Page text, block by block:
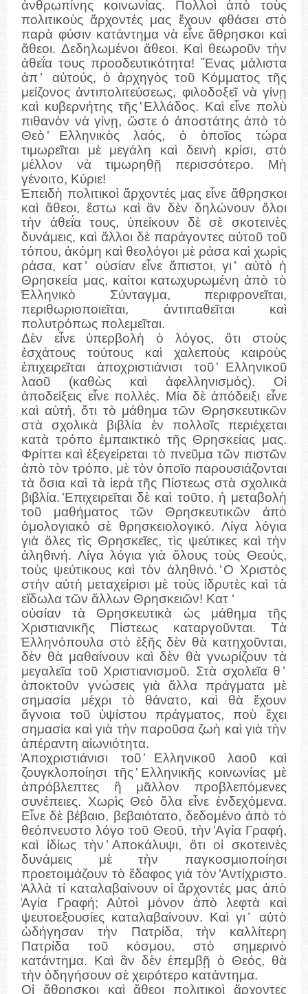
ἀνθρωπίνης κοινωνίας. Πολλοὶ ἀπὸ τοὺς
πολιτικοὺς ἄρχοντές μας ἔχουν φθάσει στὸ
παρὰ φύσιν κατάντημα νὰ εἶνε ἄθρησκοι καὶ
ἄθεοι. Δεδηλωμένοι ἄθεοι. Καὶ θεωροῦν τὴν
ἀθεΐα τους προοδευτικότητα! ῞Ενας μάλιστα
ἀπ ̓ αὐτούς, ὁ ἀρχηγὸς τοῦ Κόμματος τῆς
μείζονος ἀντιπολιτεύσεως, φιλοδοξεῖ νὰ γίνῃ
καὶ κυβερνήτης τῆς ̔Ελλάδος. Καὶ εἶνε πολὺ
πιθανὸν νὰ γίνῃ, ὥστε ὁ ἀποστάτης ἀπὸ τὸ
Θεὸ ̔Ελληνικὸς λαός, ὁ ὁποῖος τώρα
τιμωρεῖται μὲ μεγάλη καὶ δεινὴ κρίσι, στὸ
μέλλον νὰ τιμωρηθῇ περισσότερο. Μὴ
γένοιτο, Κύριε!
̓Επειδὴ πολιτικοὶ ἄρχοντές μας εἶνε ἄθρησκοι
καὶ ἄθεοι, ἔστω καὶ ἂν δὲν δηλώνουν ὅλοι
τὴν ἀθεΐα τους, ὑπείκουν δὲ σὲ σκοτεινὲς
δυνάμεις, καὶ ἄλλοι δὲ παράγοντες αὐτοῦ τοῦ
τόπου, ἀκόμη καὶ θεολόγοι μὲ ράσα καὶ χωρὶς
ράσα, κατ ̓ οὐσίαν εἶνε ἄπιστοι, γι ̓ αὐτὸ ἡ
Θρησκεία μας, καίτοι κατωχυρωμένη ἀπὸ τὸ
̔Ελληνικὸ Σύνταγμα, περιφρονεῖται,
περιθωριοποιεῖται, ἀντιπαθεῖται καὶ
πολυτρόπως πολεμεῖται.
Δὲν εἶνε ὑπερβολὴ ὁ λόγος, ὅτι στοὺς
ἐσχάτους τούτους καὶ χαλεποὺς καιροὺς
ἐπιχειρεῖται ἀποχριστιάνισι τοῦ ̔Ελληνικοῦ
λαοῦ (καθὼς καὶ ἀφελληνισμός). Οἱ
ἀποδείξεις εἶνε πολλές. Μία δὲ ἀπόδειξι εἶνε
καὶ αὐτή, ὅτι τὸ μάθημα τῶν Θρησκευτικῶν
στὰ σχολικὰ βιβλία ἐν πολλοῖς περιέχεται
κατὰ τρόπο ἐμπαικτικὸ τῆς Θρησκείας μας.
Φρίττει καὶ ἐξεγείρεται τὸ πνεῦμα τῶν πιστῶν
ἀπὸ τὸν τρόπο, μὲ τὸν ὁποῖο παρουσιάζονται
τὰ ὅσια καὶ τὰ ἱερὰ τῆς Πίστεως στὰ σχολικὰ
βιβλία. ̓Επιχειρεῖται δὲ καὶ τοῦτο, ἡ μεταβολὴ
τοῦ μαθήματος τῶν Θρησκευτικῶν ἀπὸ
ὁμολογιακὸ σὲ θρησκειολογικό. Λίγα λόγια
γιὰ ὅλες τὶς Θρησκεῖες, τὶς ψεύτικες καὶ τὴν
ἀληθινή. Λίγα λόγια γιὰ ὅλους τοὺς Θεούς,
τοὺς ψεύτικους καὶ τὸν ἀληθινό. ̔Ο Χριστὸς
στὴν αὐτὴ μεταχείρισι μὲ τοὺς ἱδρυτὲς καὶ τὰ
εἴδωλα τῶν ἄλλων Θρησκειῶν! Κατ ‘
οὐσίαν τὰ Θρησκευτικὰ ὡς μάθημα τῆς
Χριστιανικῆς Πίστεως καταργοῦνται. Τὰ
̔Ελληνόπουλα στὸ ἑξῆς δὲν θὰ κατηχοῦνται,
δὲν θὰ μαθαίνουν καὶ δὲν θὰ γνωρίζουν τὰ
μεγαλεῖα τοῦ Χριστιανισμοῦ. Στὰ σχολεῖα θ ̓
ἀποκτοῦν γνώσεις γιὰ ἄλλα πράγματα μὲ
σημασία μέχρι τὸ θάνατο, καὶ θὰ ἔχουν
ἄγνοια τοῦ ὑψίστου πράγματος, ποὺ ἔχει
σημασία καὶ γιὰ τὴν παροῦσα ζωὴ καὶ γιὰ τὴν
ἀπέραντη αἰωνιότητα.
̓Αποχριστιάνισι τοῦ ̔Ελληνικοῦ λαοῦ καὶ
ζουγκλοποίησι τῆς ̔Ελληνικῆς κοινωνίας μὲ
ἀπρόβλεπτες ἢ μᾶλλον προβλεπόμενες
συνέπειες. Χωρὶς Θεὸ ὅλα εἶνε ἐνδεχόμενα.
Εἶνε δὲ βέβαιο, βεβαιότατο, δεδομένο ἀπὸ τὸ
θεόπνευστο λόγο τοῦ Θεοῦ, τὴν ̔Αγία Γραφή,
καὶ ἰδίως τὴν ̓Αποκάλυψι, ὅτι οἱ σκοτεινὲς
δυνάμεις μὲ τὴν παγκοσμιοποίησι
προετοιμάζουν τὸ ἔδαφος γιὰ τὸν ̓Αντίχριστο.
̓Αλλὰ τί καταλαβαίνουν οἱ ἄρχοντές μας ἀπὸ
̔Αγία Γραφή; Αὐτοὶ μόνον ἀπὸ λεφτὰ καὶ
ψευτοεξουσίες καταλαβαίνουν. Καὶ γι ̓ αὐτὸ
ὡδήγησαν τὴν Πατρίδα, τὴν καλλίτερη
Πατρίδα τοῦ κόσμου, στὸ σημερινὸ
κατάντημα. Καὶ ἂν δὲν ἐπεμβῇ ὁ Θεός, θὰ
τὴν ὁδηγήσουν σὲ χειρότερο κατάντημα.
Οἱ ἄθρησκοι καὶ ἄθεοι πολιτικοὶ ἄρχοντες